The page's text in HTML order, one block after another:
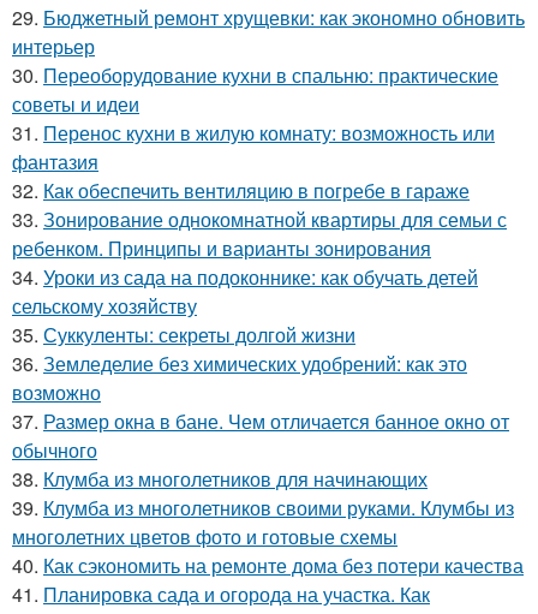
29. Бюджетный ремонт хрущевки: как экономно обновить
интерьер
30. Переоборудование кухни в спальню: практические
советы и идеи
31. Перенос кухни в жилую комнату: возможность или
фантазия
32. Как обеспечить вентиляцию в погребе в гараже
33. Зонирование однокомнатной квартиры для семьи с
ребенком. Принципы и варианты зонирования
34. Уроки из сада на подоконнике: как обучать детей
сельскому хозяйству
35. Суккуленты: секреты долгой жизни
36. Земледелие без химических удобрений: как это
возможно
37. Размер окна в бане. Чем отличается банное окно от
обычного
38. Клумба из многолетников для начинающих
39. Клумба из многолетников своими руками. Клумбы из
многолетних цветов фото и готовые схемы
40. Как сэкономить на ремонте дома без потери качества
41. Планировка сада и огорода на участка. Как